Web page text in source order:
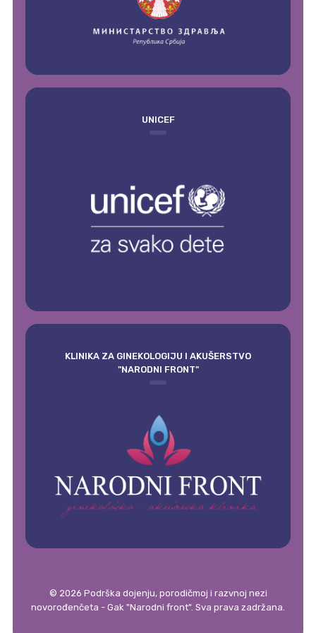
UNICEF
KLINIKA ZA GINEKOLOGIJU I AKUŠERSTVO
"NARODNI FRONT"
© 2026 Podrška dojenju, porodičmoj i razvnoj nezi
novorođenčeta - Gak "Narodni front". Sva prava zadržana.